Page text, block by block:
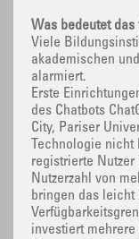
Was bedeutet
Viele
akademischen
alarmiert.
Erste
des Chatbots
City, Pariser
Technologie nicht
registrierte
Nutzerzahl von
bringen das leicht
investiert